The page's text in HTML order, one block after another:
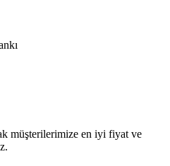
müşterilerimize en iyi fiyat ve